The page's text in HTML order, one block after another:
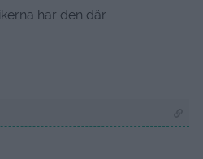
har den där